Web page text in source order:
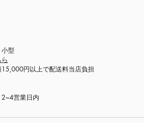
型
円以上で配送料当店負担
営業日内